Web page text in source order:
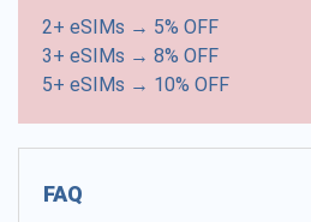
2+ eSIMs → 5% OFF
3+ eSIMs → 8% OFF
5+ eSIMs → 10% OFF
FAQ